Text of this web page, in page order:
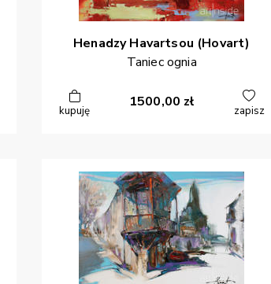
Henadzy Havartsou (Hovart)
Taniec ognia
kupuję
1500,00 zł
zapisz